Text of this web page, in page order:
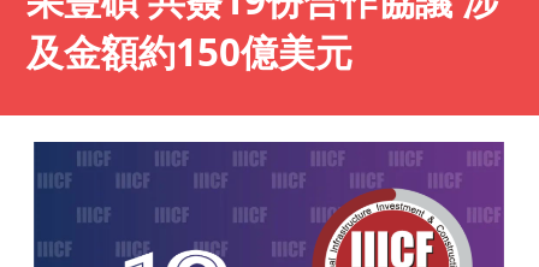
及金額約150億美元